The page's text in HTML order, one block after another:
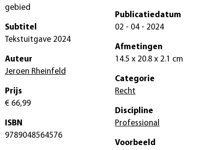
gebied
Subtitel
Tekstuitgave 2024
Auteur
Jeroen Rheinfeld
Prijs
€ 66,99
ISBN
9789048564576
Publicatiedatum
02 - 04 - 2024
Afmetingen
14.5 x 20.8 x 2.1 cm
Categorie
Recht
Discipline
Professional
Voorbeeld